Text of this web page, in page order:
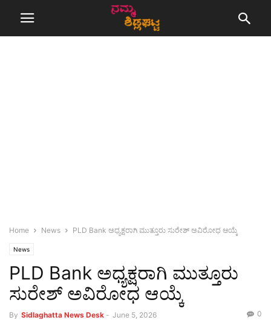
Home News PLD Bank ಅಧ್ಯಕ್ಷರಾಗಿ ಮುತ್ತೂರು ಸುರೇಶ್ ಅವಿರೋಧ ಆಯ್ಕೆ
News
PLD Bank ಅಧ್ಯಕ್ಷರಾಗಿ ಮುತ್ತೂರು
ಸುರೇಶ್ ಅವಿರೋಧ ಆಯ್ಕೆ
By Sidlaghatta News Desk - June 5, 2026 0